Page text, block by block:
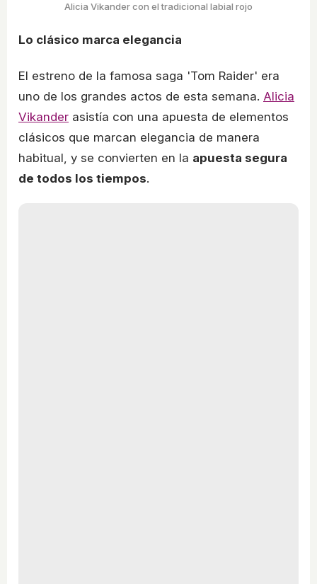
Alicia Vikander con el tradicional labial rojo
Lo clásico marca elegancia
El estreno de la famosa saga 'Tom Raider' era
uno de los grandes actos de esta semana. Alicia
Vikander asistía con una apuesta de elementos
clásicos que marcan elegancia de manera
habitual, y se convierten en la apuesta segura
de todos los tiempos.